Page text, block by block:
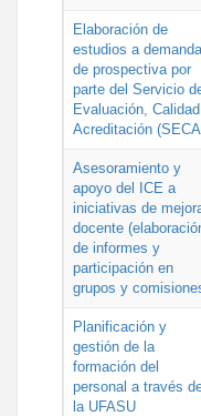
Elaboración de
estudios a
de prospectiva por
parte del Servicio
Evaluación,
Acreditación
Asesoramiento y
apoyo del ICE a
iniciativas de
docente
de informes y
participación en
grupos y
Planificación y
gestión de la
formación del
personal a través
la UFASU